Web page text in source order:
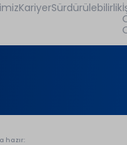
KariyerSürdürülebilirlik
hazır: